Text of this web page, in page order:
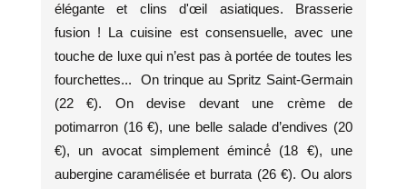
élégante et clins d'œil asiatiques. Brasserie
fusion ! La cuisine est consensuelle, avec une
touche de luxe qui n’est pas à portée de toutes les
fourchettes... On trinque au Spritz Saint-Germain
(22 €). On devise devant une crème de
potimarron (16 €), une belle salade d’endives (20
€), un avocat simplement émincé́ (18 €), une
aubergine caramélisée et burrata (26 €). Ou alors